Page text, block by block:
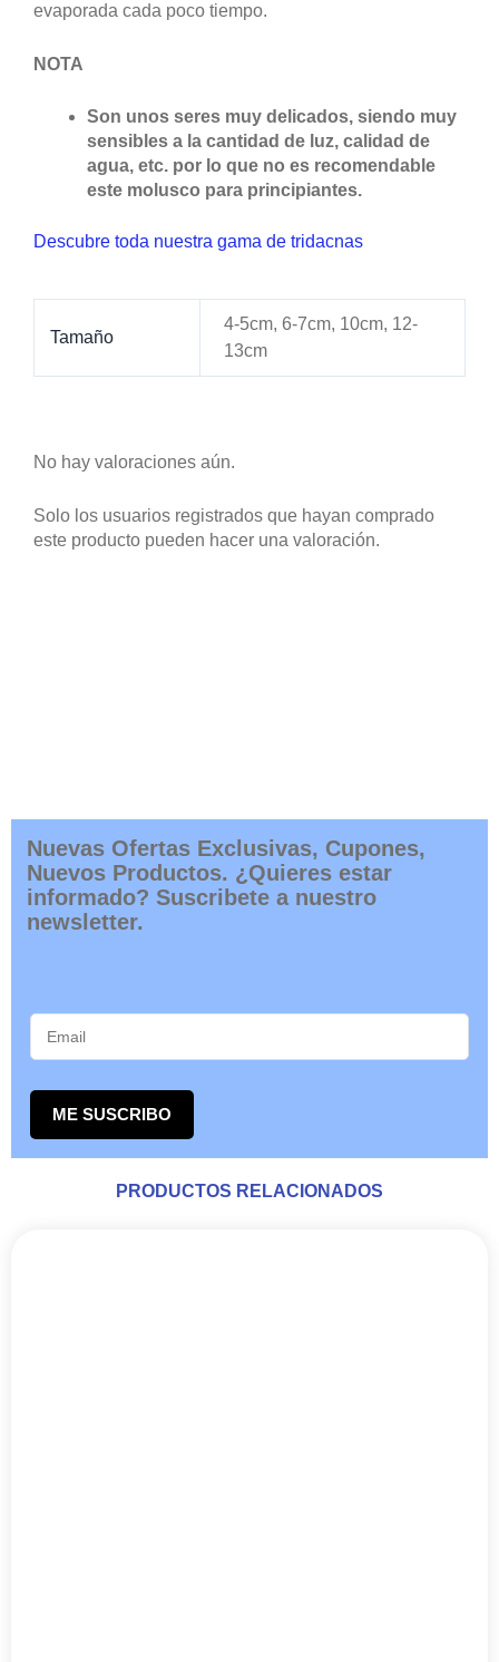
evaporada cada poco tiempo.
NOTA
Son unos seres muy delicados, siendo muy
sensibles a la cantidad de luz, calidad de
agua, etc. por lo que no es recomendable
este molusco para principiantes.
Descubre toda nuestra gama de tridacnas
Tamaño
4-5cm, 6-7cm, 10cm, 12-
13cm
No hay valoraciones aún.
Solo los usuarios registrados que hayan comprado
este producto pueden hacer una valoración.
Nuevas Ofertas Exclusivas, Cupones,
Nuevos Productos. ¿Quieres estar
informado? Suscribete a nuestro
newsletter.
ME SUSCRIBO
PRODUCTOS RELACIONADOS